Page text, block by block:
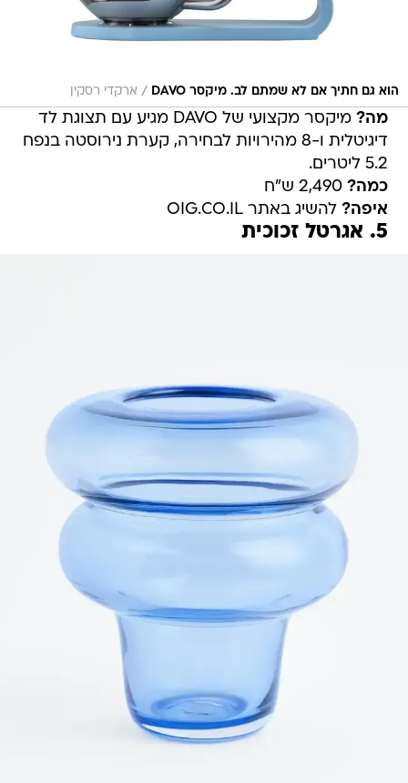
הוא גם חתיך אם לא שמתם לב. מיקסר DAVO / ארקדי רסקין
מה?
מיקסר מקצועי של DAVO מגיע עם תצוגת לד
דיגיטלית ו-8 מהירויות לבחירה, קערת נירוסטה בנפח
5.2 ליטרים.
כמה? 2,490 ש"ח
איפה? להשיג באתר OIG.CO.IL
5. אגרטל זכוכית